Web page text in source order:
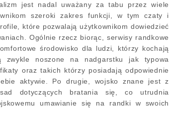
jest nadal uważany za tabu przez wiele
szeroki zakres funkcji, w tym czaty i
które pozwalają użytkownikom dowiedzieć
Ogólnie rzecz biorąc, serwisy randkowe
środowisko dla ludzi, którzy kochają
zwykle noszone na nadgarstku jak typowa
oraz takich którzy posiadają odpowiednie
aktywie. Po drugie, wojsko znane jest z
dotyczących bratania się, co utrudnia
umawianie się na randki w swoich